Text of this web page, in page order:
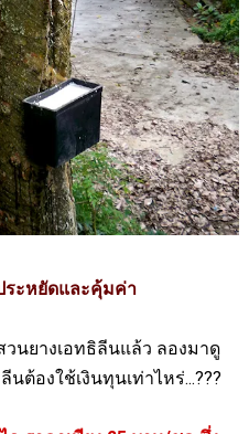
ระหยัดและคุ้มค่า
นยางเอทธิลีนแล้ว ลองมาดู
ต้องใช้เงินทุนเท่าไหร่...???